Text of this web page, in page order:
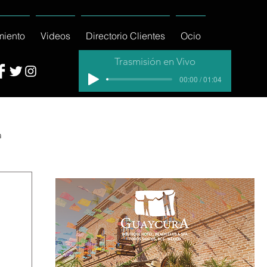
Videos Directorio Clientes Ocio
Trasmisión en Vivo
00:00 / 01:04